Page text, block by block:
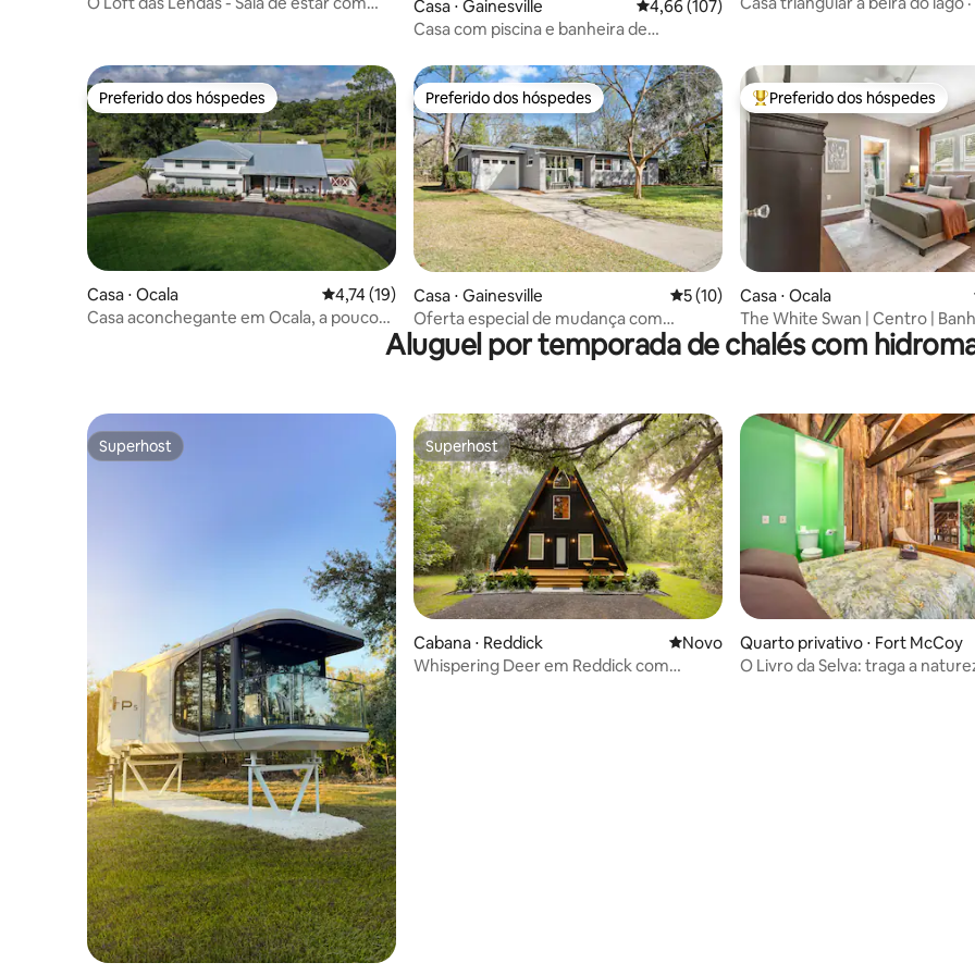
Casa ⋅ Gainesville 4,66 de uma avaliação média de 5, 107
4,66 (107)
Casa com piscina e banheira de
Preferido dos hóspedes
Preferido dos hóspedes
Casa ⋅ Ocala 4,74 de uma avaliação média de 5, 19 avaliações
4,74 (19)
Casa aconchegante em Ocala, a poucos
Preferido dos hóspedes
Preferido dos hóspedes
Casa ⋅ Gainesville 5 de uma avaliação média de 5, 10
5 (10)
Oferta especial de mudança com
banheira de hidromassagem e sauna
perto da UF
Entre os melhores preferidos
Preferido dos hóspedes
Casa ⋅ Ocala
The White Swan | Centro |
hidromassagem | Limpo |
Aluguel por temporada de chalés com
Superhost
Superhost Superhost
Superhost
Cabana ⋅ Reddick Novo lugar para ficar
Novo
Whispering Deer em Reddick com
Quarto privativo ⋅ Fort McCoy
O Livro da Selva: traga a